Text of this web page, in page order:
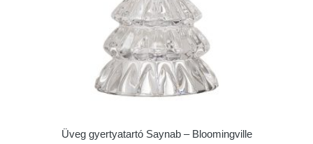
Üveg gyertyatartó Saynab – Bloomingville